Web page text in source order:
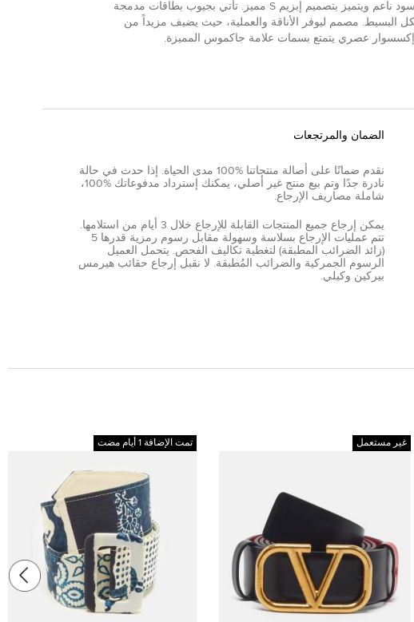
حزام جاكموس هذا مصنوع من جلد أسود ناعم ويتميز بتصميم إبزيم S مميز. تأتي بجيوب بطاقات مدمجة
مصمم ليوفر الأناقة والعملية، حيث يضيف مزيداً من
إكسسوار عصري يتمتع بسمات علامة جاكموس المميزة.
الضمان والمرتجعات
نقدم ضمانًا على أصالة منتجاتنا %100 مدى الحياة. إذا حدث في حالة
نادرة جدًا وتم بيع منتج غير أصلي، يمكنك إسترداد مدفوعاتك %100،
شاملة مصاريف الإرجاع.
يمكن إرجاع جميع المنتجات القابلة للإرجاع خلال 3 أيام من استلامها.
تتم عمليات الإرجاع بسلاسة وسهولة مقابل رسوم رمزية قدرها 5
(زائد الضرائب المطبقة) لتغطية تكاليف الفحص. يتحمل العميل
الرسوم الجمركية والضرائب المُطبقة. لا نقبل إرجاع حقائب هيرمس
بيركين وكيلي.
غير مستعمل تمت الإضافة 1 أيام مضت